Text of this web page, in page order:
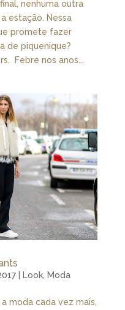
nenhuma outra
estação. Nessa
promete fazer
de piquenique?
Febre nos anos...
| Look, Moda
moda cada vez mais,